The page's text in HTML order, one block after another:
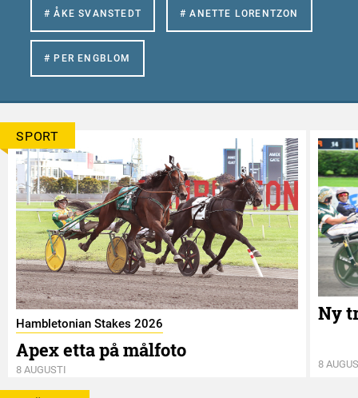
# ÅKE SVANSTEDT # ANETTE LORENTZON
# PER ENGBLOM
SPORT
Hambletonian Stakes 2026
Apex etta på målfoto
8 AUGUSTI
Ny
8